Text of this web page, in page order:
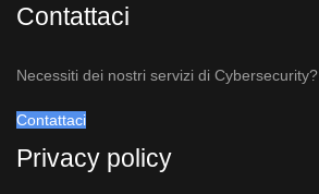
Contattaci
Necessiti dei nostri servizi di Cybersecurity?
Contattaci
Privacy policy